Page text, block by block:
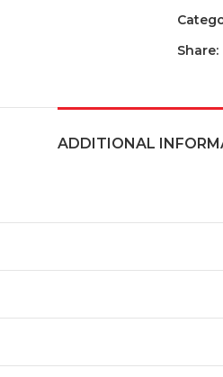
Share:
ADDITIONAL